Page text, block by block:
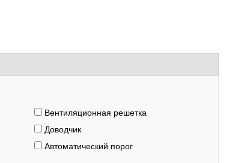
Вентиляционная решетка
Доводчик
Автоматический порог